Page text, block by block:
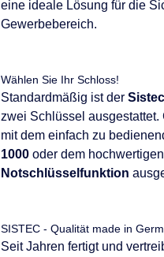
eine ideale Lösung für die
Gewerbebereich.
Wählen Sie Ihr Schloss!
Standardmäßig ist der Sistec
zwei Schlüssel
mit dem einfach zu
1000 oder dem
Notschlüsselfunktion
SISTEC - Qualität made in
Seit Jahren fertigt und